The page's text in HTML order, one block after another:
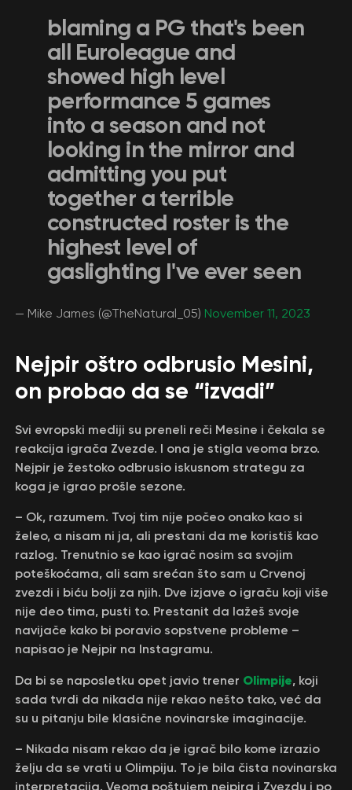
blaming a PG that's been
all Euroleague and
showed high level
performance 5 games
into a season and not
looking in the mirror and
admitting you put
together a terrible
constructed roster is the
highest level of
gaslighting I've ever seen
— Mike James (@TheNatural_05) November 11, 2023
Nejpir oštro odbrusio Mesini,
on probao da se “izvadi”
Svi evropski mediji su preneli reči Mesine i čekala se
reakcija igrača Zvezde. I ona je stigla veoma brzo.
Nejpir je žestoko odbrusio iskusnom strategu za
koga je igrao prošle sezone.
– Ok, razumem. Tvoj tim nije počeo onako kao si
želeo, a nisam ni ja, ali prestani da me koristiš kao
razlog. Trenutnio se kao igrač nosim sa svojim
poteškoćama, ali sam srećan što sam u Crvenoj
zvezdi i biću bolji za njih. Dve izjave o igraču koji više
nije deo tima, pusti to. Prestanit da lažeš svoje
navijače kako bi poravio sopstvene probleme –
napisao je Nejpir na Instagramu.
Da bi se naposletku opet javio trener Olimpije, koji
sada tvrdi da nikada nije rekao nešto tako, već da
su u pitanju bile klasične novinarske imaginacije.
– Nikada nisam rekao da je igrač bilo kome izrazio
želju da se vrati u Olimpiju. To je bila čista novinarska
interpretacija. Veoma poštujem nejpira i Zvezdu i po